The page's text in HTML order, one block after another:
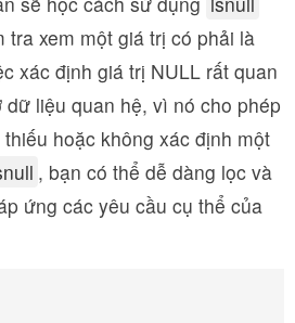
tra xem một giá trị có phải là
xác định giá trị NULL rất quan
liệu quan hệ, vì nó cho phép
hoặc không xác định một
, bạn có thể dễ dàng lọc và
ứng các yêu cầu cụ thể của